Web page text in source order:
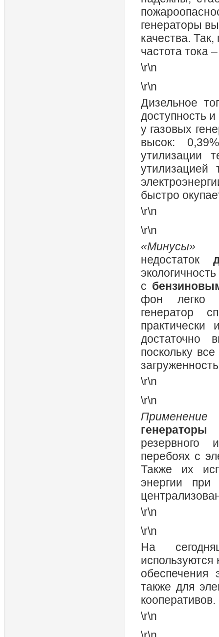
генераторы
качества.
частота тока
\r\n
\r\n
Дизельное
доступность
у газовых
высок:
утилизации
утилизацией
быстро
\r\n
\r\n
«Минусы»
недостаток
с
фон легко
генератор
достаточно
поскольку
\r\n
\r\n
генераторы
резервного
перебоях с
Также их
энергии
\r\n
\r\n
На
также для
кооперативов.
\r\n